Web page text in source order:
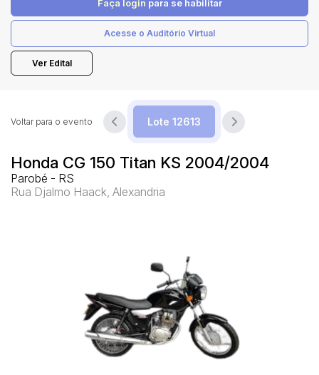
Faça login para se habilitar
Acesse o Auditório Virtual
Ver Edital
Honda CG 150 Titan KS 2004/2004
Parobé - RS
Rua Djalmo Haack, Alexandria
Voltar para o evento